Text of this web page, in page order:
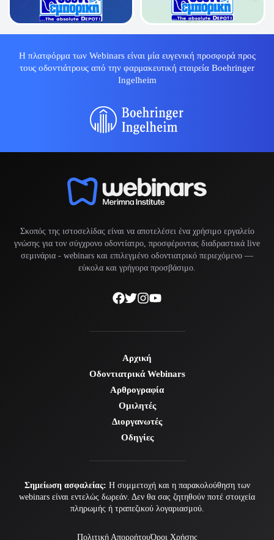
Η πλατφόρμα των Webinars είναι μία ευγενική προσφορά προς
τους οδοντιάτρους από την φαρμακευτική εταιρεία Boehringer
Ingelheim
Σκοπός της ιστοσελίδας είναι να αποτελέσει ένα χρήσιμο εργαλείο
γνώσης για τον σύγχρονο οδοντίατρο, προσφέροντας διαδραστικά live
σεμινάρια - webinars και επιλεγμένο οδοντιατρικό περιεχόμενο —
εύκολα και γρήγορα προσβάσιμο.
Αρχική
Οδοντιατρικά Webinars
Αρθρογραφία
Ομιλητές
Διοργανωτές
Οδηγίες
Σημείωση ασφαλείας: Η συμμετοχή και η παρακολούθηση των
webinars είναι εντελώς δωρεάν. Δεν θα σας ζητηθούν ποτέ στοιχεία
πληρωμής ή τραπεζικού λογαριασμού.
Πολιτική ΑπορρήτουΌροι Χρήσης